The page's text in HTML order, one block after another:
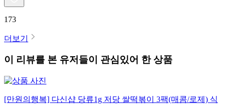
173
더보기
이 리뷰를 본 유저들이 관심있어 한 상품
[만원의행복] 다신샵 당류1g 저당 쌀떡볶이 3팩(매콤/로제) 식